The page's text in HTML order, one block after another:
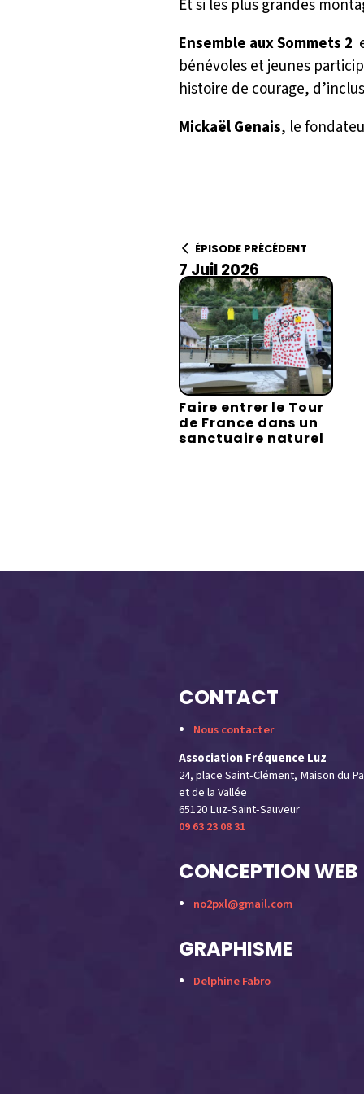
Et si les plus grandes
Ensemble aux Sommets 2
bénévoles et jeunes
histoire de courage,
Mickaël Genais, le
ÉPISODE PRÉCÉDENT
7 Juil 2026
Faire entrer le Tour
de France dans un
sanctuaire naturel
CONTACT
Nous contacter
Association Fréquence Luz
24, place Saint-Clément, Maison du
et de la Vallée
65120 Luz-Saint-Sauveur
09 63 23 08 31
CONCEPTION WEB
no2pxl@gmail.com
GRAPHISME
Delphine Fabro